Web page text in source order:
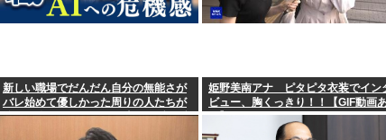
新しい職場でだんだん自分の無能さが
バレ始めて優しかった周りの人たちが
徐々に冷たくなっていく時ってゾクゾ
姫野美南アナ ピタピタ衣装でイン
ビュー、胸くっきり！！【GIF動画
り】